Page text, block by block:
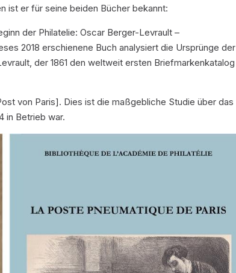
ist er für seine beiden Bücher bekannt:
der Philatelie: Oscar Berger-Levrault –
2018 erschienene Buch analysiert die Ursprünge der
der 1861 den weltweit ersten Briefmarkenkatalog
von Paris]. Dies ist die maßgebliche Studie über das
in Betrieb war.